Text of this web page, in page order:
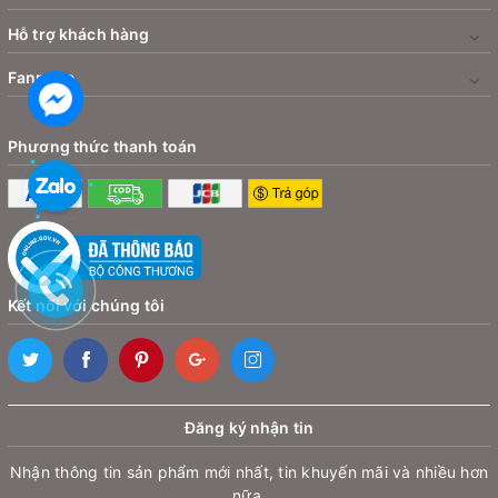
Hỗ trợ khách hàng
Fanpage
Phương thức thanh toán
Kết nối với chúng tôi
Đăng ký nhận tin
Nhận thông tin sản phẩm mới nhất, tin khuyến mãi và nhiều hơn